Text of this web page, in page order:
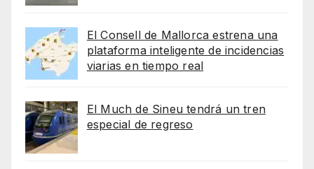
El Consell de Mallorca estrena una
plataforma inteligente de incidencias
viarias en tiempo real
El Much de Sineu tendrá un tren
especial de regreso